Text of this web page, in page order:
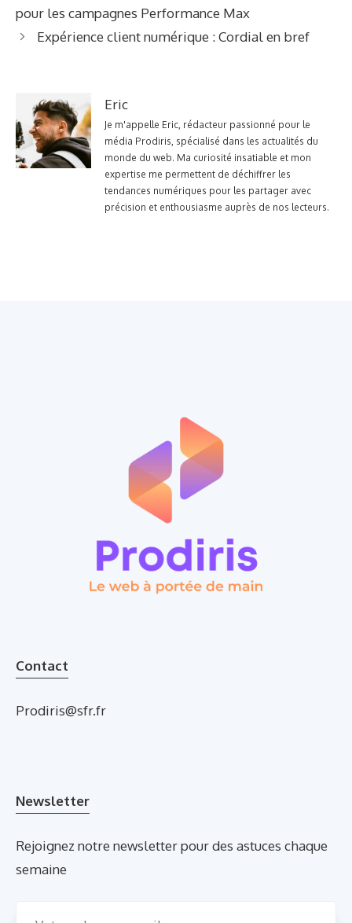
pour les campagnes Performance Max
Expérience client numérique : Cordial en bref
Eric
Je m'appelle Eric, rédacteur passionné pour le
média Prodiris, spécialisé dans les actualités du
monde du web. Ma curiosité insatiable et mon
expertise me permettent de déchiffrer les
tendances numériques pour les partager avec
précision et enthousiasme auprès de nos lecteurs.
Contact
Prodiris@sfr.fr
Newsletter
Rejoignez notre newsletter pour des astuces chaque
semaine